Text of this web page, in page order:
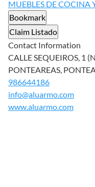
MUEBLES DE COCINA
Bookmark
Claim Listado
Contact Information
CALLE SEQUEIROS, 1
PONTEAREAS,
986644186
info@aluarmo.com
www.aluarmo.com